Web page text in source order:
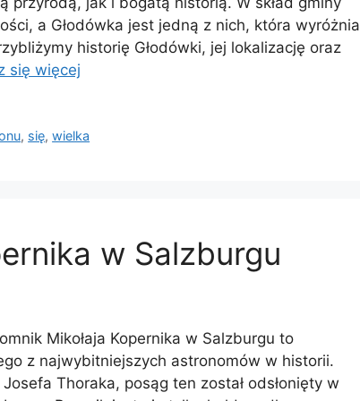
a Głodówka jest jedną z nich, która wyróżnia
historię Głodówki, jej lokalizację oraz
się więcej
, się,wielka
w Salzburgu
Mikołaja Kopernika w Salzburgu to
z najwybitniejszych astronomów w historii.
Thoraka, posąg ten został odsłonięty w